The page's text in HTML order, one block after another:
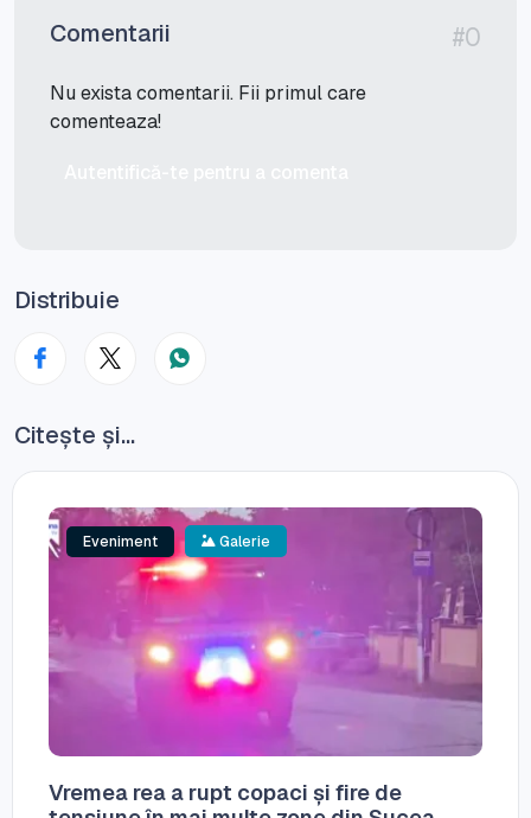
Comentarii #0
Nu exista comentarii. Fii primul care
comenteaza!
Distribuie
Citește și...
Eveniment Galerie
Vremea rea a rupt copaci și fire de